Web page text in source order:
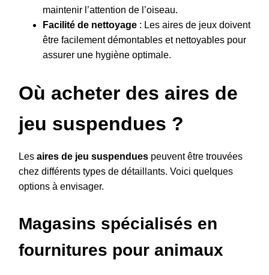
maintenir l’attention de l’oiseau.
Facilité de nettoyage : Les aires de jeux doivent
être facilement démontables et nettoyables pour
assurer une hygiène optimale.
Où acheter des aires de
jeu suspendues ?
Les aires de jeu suspendues peuvent être trouvées
chez différents types de détaillants. Voici quelques
options à envisager.
Magasins spécialisés en
fournitures pour animaux